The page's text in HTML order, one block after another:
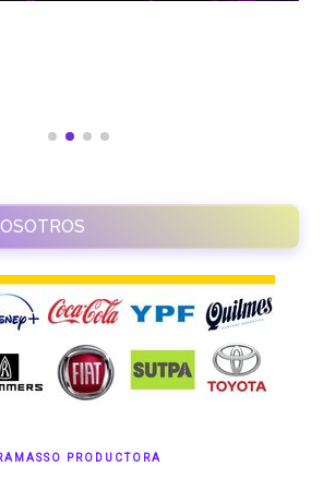
RAMASSO PRODUCTORA